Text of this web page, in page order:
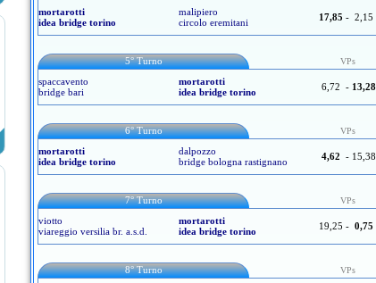
mortarotti
idea bridge torino
malipiero
circolo eremitani
17,85 - 2,15
5° Turno VPs
spaccavento
bridge bari
mortarotti
idea bridge torino
6,72 - 13,28
6° Turno VPs
mortarotti
idea bridge torino
dalpozzo
bridge bologna rastignano
4,62 - 15,38
7° Turno VPs
viotto
viareggio versilia br. a.s.d.
mortarotti
idea bridge torino
19,25 - 0,75
8° Turno VPs